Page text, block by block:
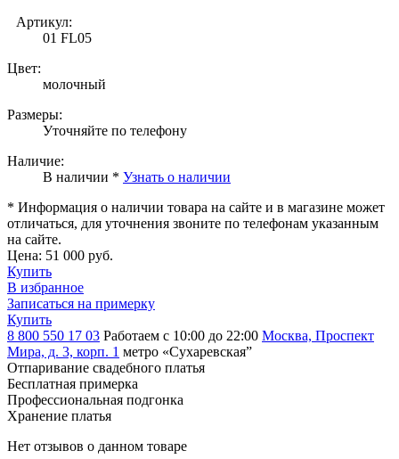
Артикул:
01 FL05
Цвет:
молочный
Размеры:
Уточняйте по телефону
Наличие:
В наличии * Узнать о наличии
* Информация о наличии товара на сайте и в магазине может
отличаться, для уточнения звоните по телефонам указанным
на сайте.
Цена: 51 000 руб.
Купить
В избранное
Записаться на примерку
Купить
8 800 550 17 03 Работаем с 10:00 до 22:00 Москва, Проспект
Мира, д. 3, корп. 1 метро «Сухаревская”
Отпаривание свадебного платья
Бесплатная примерка
Профессиональная подгонка
Хранение платья
Нет отзывов о данном товаре